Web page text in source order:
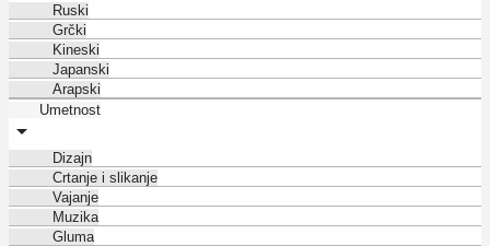
Ruski
Grčki
Kineski
Japanski
Arapski
Umetnost
Dizajn
Crtanje i slikanje
Vajanje
Muzika
Gluma